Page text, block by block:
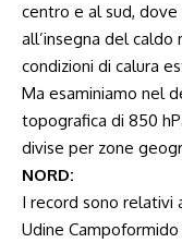
centro e al sud,
all’insegna del
condizioni di calura
Ma esaminiamo nel
topografica di 850
divise per zone
NORD:
I record sono relativi
Udine